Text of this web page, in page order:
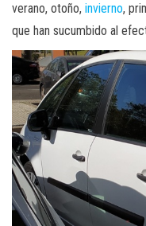
verano, otoño, invierno,
que han sucumbido al